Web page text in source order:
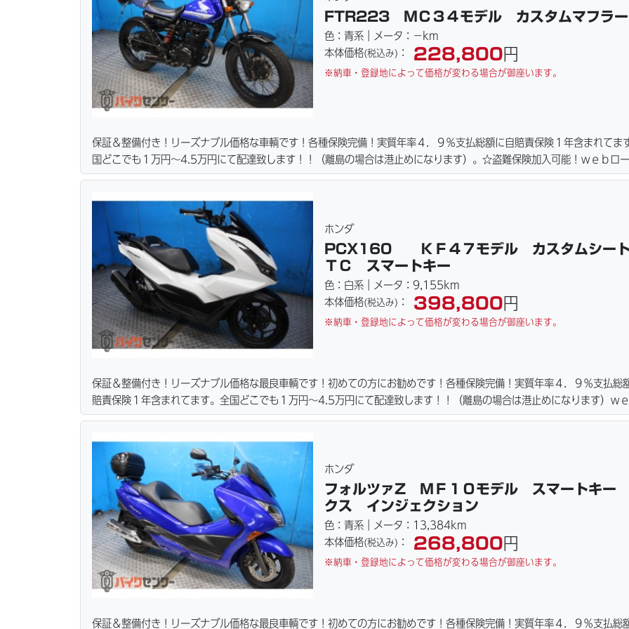
FTR223 ＭＣ３４モデル カスタムマフラー
色：青系｜メータ：－km
本体価格(税込み) ： 228,800円
※納車・登録地によって価格が変わる場合が御座います。
保証＆整備付き！リーズナブル価格な車輌です！各種保険完備！実質年率４．９％支払総額に自賠責保険１年含まれてま
国どこでも１万円〜4.5万円にて配達致します！！（離島の場合は港止めになります）。☆盗難保険加入可能！ｗｅｂロ
カード各種取り扱ってます。仕様変更からレストアまで、お気軽にお問い合わせ下さい。ご契約後の取り置き＆保管無料
ホンダ
PCX160 ＫＦ４７モデル カスタムシー
ＴＣ スマートキー
色：白系｜メータ：9,155km
本体価格(税込み) ： 398,800円
※納車・登録地によって価格が変わる場合が御座います。
保証＆整備付き！リーズナブル価格な最良車輌です！初めての方にお勧めです！各種保険完備！実質年率４．９％支払総
賠責保険１年含まれてます。全国どこでも１万円〜4.5万円にて配達致します！！（離島の場合は港止めになります）ｗｅ
ーン・カード各種取り扱ってます。タイヤ・ブレーキパッド・ベルト・ウエイトローラー・バッテリー・プラグ・フィル
無料サービス行ってます。当社ホームページにて詳細画像見れます。
ホンダ
フォルツァZ ＭＦ１０モデル スマートキー
クス インジェクション
色：青系｜メータ：13,384km
本体価格(税込み) ： 268,800円
※納車・登録地によって価格が変わる場合が御座います。
保証＆整備付き！リーズナブル価格な最良車輌です！初めての方にお勧めです！各種保険完備！実質年率４．９％支払総